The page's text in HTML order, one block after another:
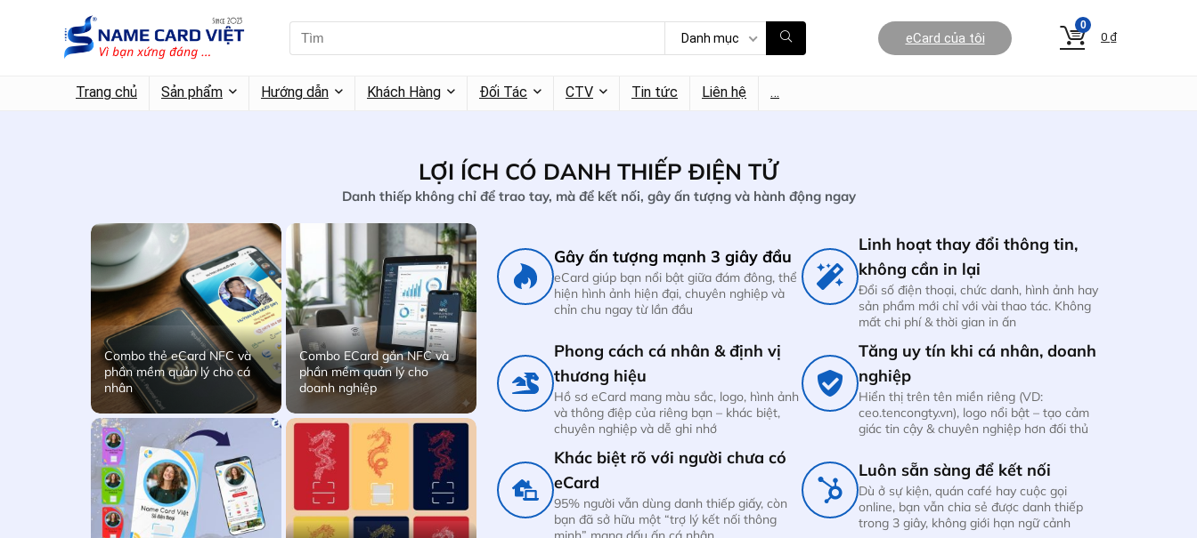
Danh mục eCard của tôi
0
0 ₫
Trang chủ Sản phẩm Hướng dẫn Khách Hàng Đối Tác CTV Tin tức Liên hệ …
LỢI ÍCH CÓ DANH THIẾP ĐIỆN TỬ
Danh thiếp không chỉ để trao tay, mà để kết nối, gây ấn tượng và hành động ngay
Combo thẻ eCard NFC và
phần mềm quản lý cho cá
nhân
Combo ECard gắn NFC và
phần mềm quản lý cho
doanh nghiệp
Gây ấn tượng mạnh 3 giây đầu
eCard giúp bạn nổi bật giữa đám đông, thể
hiện hình ảnh hiện đại, chuyên nghiệp và
chỉn chu ngay từ lần đầu
Phong cách cá nhân & định vị
thương hiệu
Hồ sơ eCard mang màu sắc, logo, hình ảnh
và thông điệp của riêng bạn – khác biệt,
chuyên nghiệp và dễ ghi nhớ
Khác biệt rõ với người chưa có
eCard
95% người vẫn dùng danh thiếp giấy, còn
bạn đã sở hữu một “trợ lý kết nối thông
Linh hoạt thay đổi thông tin,
không cần in lại
Đổi số điện thoại, chức danh, hình ảnh hay
sản phẩm mới chỉ với vài thao tác. Không
mất chi phí & thời gian in ấn
Tăng uy tín khi cá nhân, doanh
nghiệp
Hiển thị trên tên miền riêng (VD:
ceo.tencongty.vn), logo nổi bật – tạo cảm
giác tin cậy & chuyên nghiệp hơn đối thủ
Luôn sẵn sàng để kết nối
Dù ở sự kiện, quán café hay cuộc gọi
online, bạn vẫn chia sẻ được danh thiếp
trong 3 giây, không giới hạn ngữ cảnh